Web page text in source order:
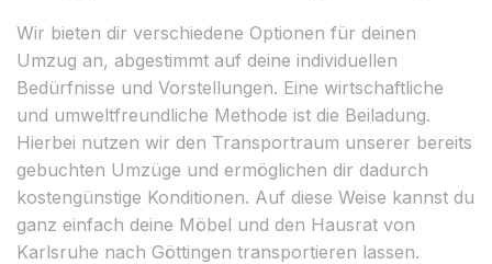
Wir bieten dir verschiedene Optionen für deinen
Umzug an, abgestimmt auf deine individuellen
Bedürfnisse und Vorstellungen. Eine wirtschaftliche
und umweltfreundliche Methode ist die Beiladung.
Hierbei nutzen wir den Transportraum unserer bereits
gebuchten Umzüge und ermöglichen dir dadurch
kostengünstige Konditionen. Auf diese Weise kannst du
ganz einfach deine Möbel und den Hausrat von
Karlsruhe nach Göttingen transportieren lassen.